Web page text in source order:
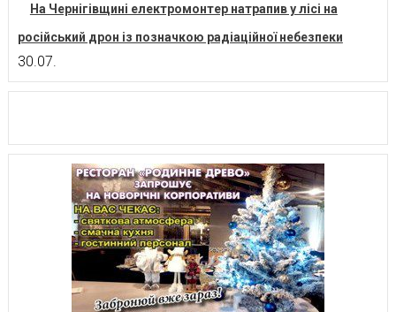
На Чернігівщині електромонтер натрапив у лісі на
російський дрон із позначкою радіаційної небезпеки
30.07.